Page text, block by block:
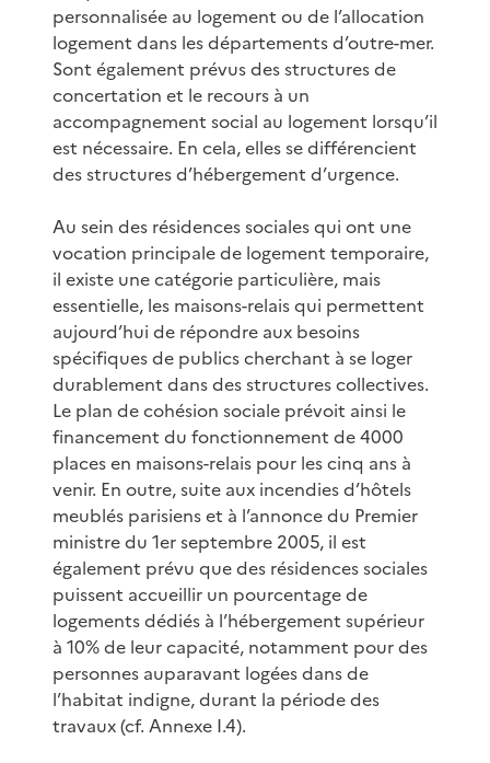
personnalisée au logement ou de l’allocation
logement dans les départements d’outre-mer.
Sont également prévus des structures de
concertation et le recours à un
accompagnement social au logement lorsqu’il
est nécessaire. En cela, elles se différencient
des structures d’hébergement d’urgence.
Au sein des résidences sociales qui ont une
vocation principale de logement temporaire,
il existe une catégorie particulière, mais
essentielle, les maisons-relais qui permettent
aujourd’hui de répondre aux besoins
spécifiques de publics cherchant à se loger
durablement dans des structures collectives.
Le plan de cohésion sociale prévoit ainsi le
financement du fonctionnement de 4000
places en maisons-relais pour les cinq ans à
venir. En outre, suite aux incendies d’hôtels
meublés parisiens et à l’annonce du Premier
ministre du 1er septembre 2005, il est
également prévu que des résidences sociales
puissent accueillir un pourcentage de
logements dédiés à l’hébergement supérieur
à 10% de leur capacité, notamment pour des
personnes auparavant logées dans de
l’habitat indigne, durant la période des
travaux (cf. Annexe I.4).